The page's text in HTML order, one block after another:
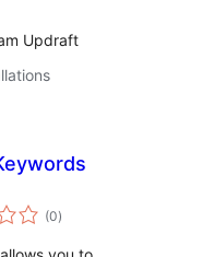
Updraft
(0total
ratings
)